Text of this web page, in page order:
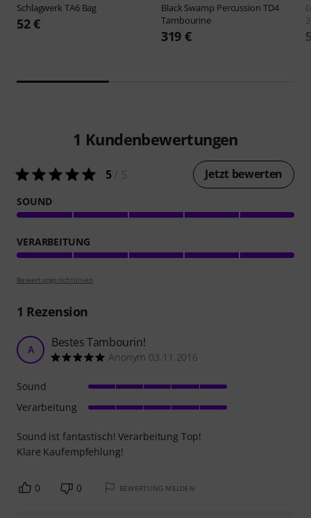
Schlagwerk TA6 Bag
52 €
Black Swamp Percussion TD4
Tambourine
319 €
1 Kundenbewertungen
5/ 5 Jetzt bewerten
SOUND
VERARBEITUNG
Bewertungsrichtlinien
1 Rezension
A Bestes Tambourin!
Anonym 03.11.2016
Sound ist fantastisch! Verarbeitung Top!
Klare Kaufempfehlung!
Sound
Verarbeitung
0 0 BEWERTUNG MELDEN